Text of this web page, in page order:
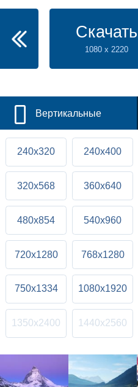
Скачать
1080 x 2220
Вертикальные
240x320 240x400
320x568 360x640
480x854 540x960
720x1280 768x1280
750x1334 1080x1920
1350x2400 1440x2560